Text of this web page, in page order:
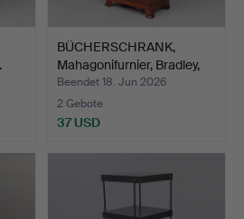
BÜCHERSCHRANK,
Mahagonifurnier, Bradley,
E…
Beendet 18. Jun 2026
2 Gebote
37 USD